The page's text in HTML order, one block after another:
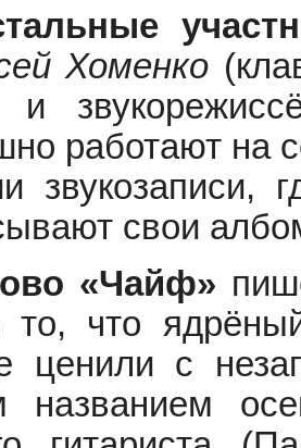
Хоменко
и
работают на
звукозаписи,
свои
«Чайф»
то, что
ценили с
названием